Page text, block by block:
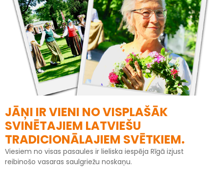
JĀŅI IR VIENI NO VISPLAŠĀK
SVINĒTAJIEM LATVIEŠU
TRADICIONĀLAJIEM SVĒTKIEM.
Viesiem no visas pasaules ir lieliska iespēja Rīgā izjust
reibinošo vasaras saulgriežu noskaņu.